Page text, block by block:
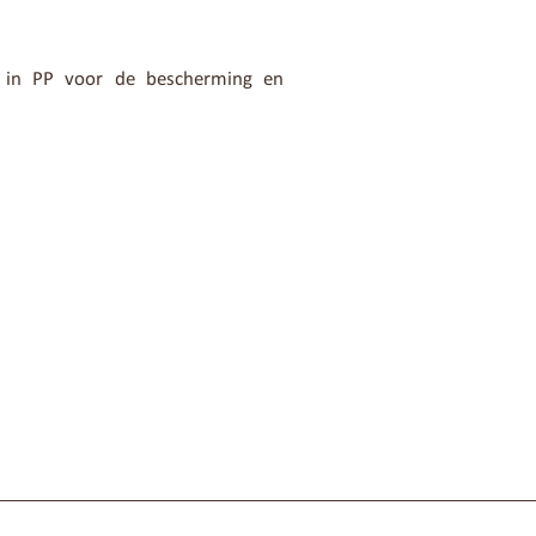
PP voor de bescherming en